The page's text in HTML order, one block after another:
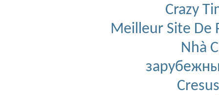
Crazy
Meilleur Site De
Nhà